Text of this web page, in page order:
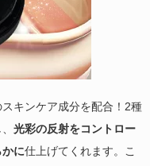
スキンケア成分を配合！2種
光彩の反射をコントロー
に仕上げてくれます。こ